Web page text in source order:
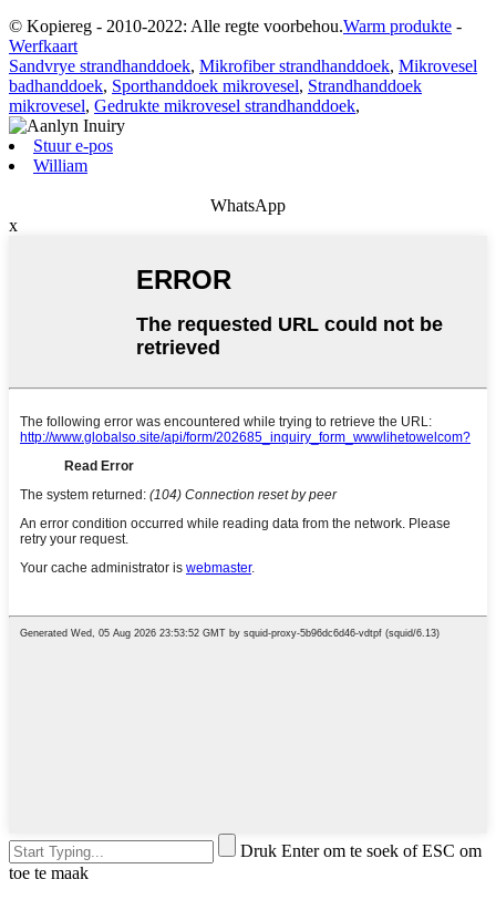
© Kopiereg - 2010-2022: Alle regte voorbehou.Warm produkte -
Werfkaart
Sandvrye strandhanddoek, Mikrofiber strandhanddoek, Mikrovesel
badhanddoek, Sporthanddoek mikrovesel, Strandhanddoek
mikrovesel, Gedrukte mikrovesel strandhanddoek,
Stuur e-pos
William
WhatsApp
x
Druk Enter om te soek of ESC om
toe te maak